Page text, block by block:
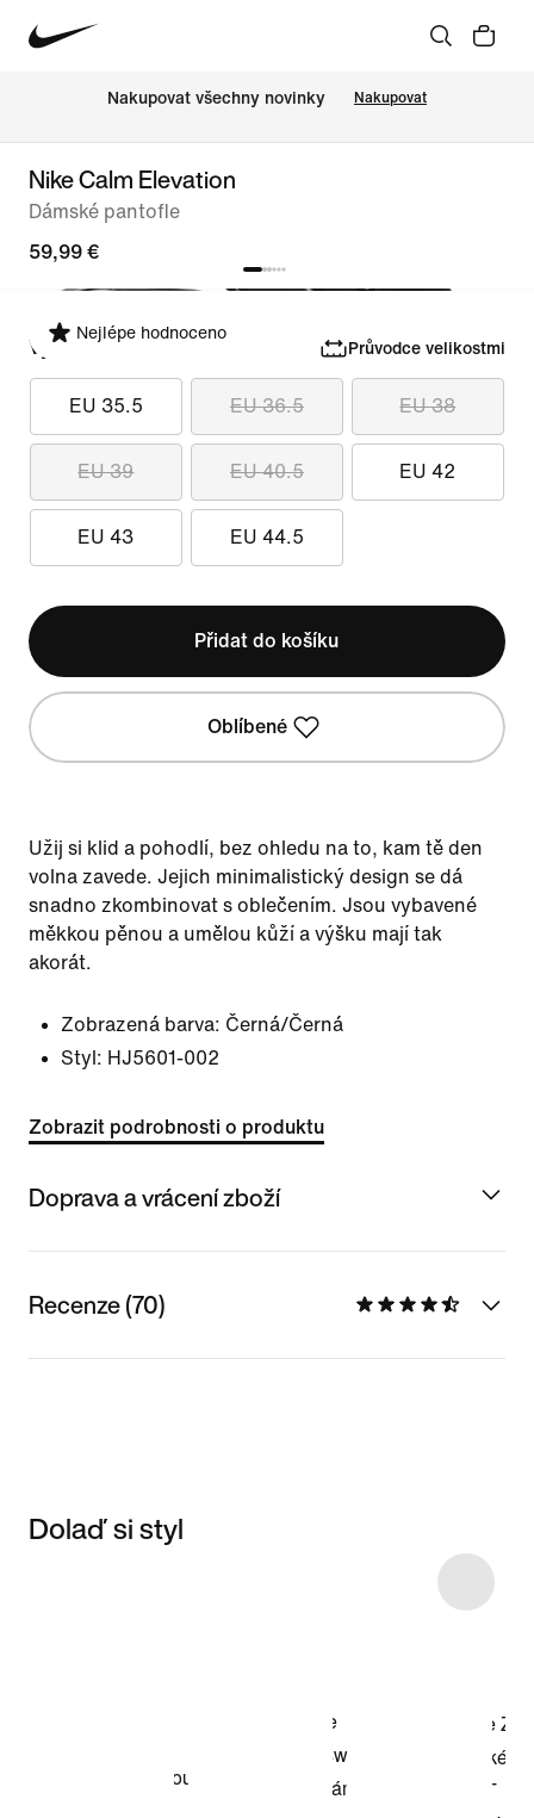
Nakupovat všechny novinky Nakupovat
Nike Calm Elevation
Dámské pantofle
59,99 €
Nejlépe hodnoceno
Vyber velikost Průvodce velikostmi
EU 35.5 EU 36.5 EU 38
EU 39 EU 40.5 EU 42
EU 43 EU 44.5
Přidat do košíku
Oblíbené
Užij si klid a pohodlí, bez ohledu na to, kam tě den
volna zavede. Jejich minimalistický design se dá
snadno zkombinovat s oblečením. Jsou vybavené
měkkou pěnou a umělou kůží a výšku mají tak
akorát.
Zobrazená barva: Černá/Černá
Styl: HJ5601-002
Zobrazit podrobnosti o produktu
Doprava a vrácení zboží
Recenze (70)
Dolaď si styl